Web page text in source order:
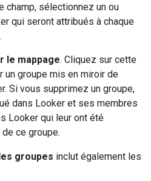
champ, sélectionnez un ou
qui seront attribués à chaque
le mappage. Cliquez sur cette
un groupe mis en miroir de
Si vous supprimez un groupe,
dans Looker et ses membres
Looker qui leur ont été
ce groupe.
groupes inclut également les